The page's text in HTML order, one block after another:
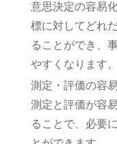
意思決定の容易
標に対してどれ
ることができ、
やすくなります。
測定・評価の容
測定と評価が容
ることで、必要